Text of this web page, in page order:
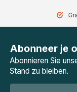
Abonneer je
Abonnieren Sie
Stand zu bleiben.